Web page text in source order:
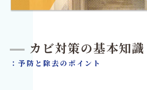
カビ対策の基本知識
：予防と除去のポイント